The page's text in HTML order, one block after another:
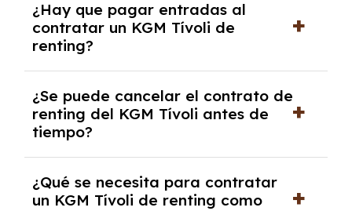
Tívoli con el seguro a todo riesgo sin
franquicia incluido dentro de las cuotas
mensuales.
¿Hay que pagar entradas al
contratar un KGM Tívoli de
renting?
tendrás que pagar ningún tipo de entrada
salvo en casos que lo exija el proveedor
debido al resultado del estudio de viabilidad
económica.
¿Se puede cancelar el contrato de
renting del KGM Tívoli antes de
tiempo?
pero puede haber penalizaciones por
cancelación anticipada. Es importante revisar
¿Qué se necesita para contratar
un KGM Tívoli de renting como